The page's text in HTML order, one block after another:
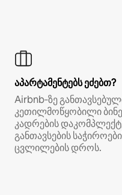
აპარტამენტებს ეძებთ?
Airbnb‑ზე
კეთილმოწყობილი
კადრების
განთავსების
ცვლილების დროს.